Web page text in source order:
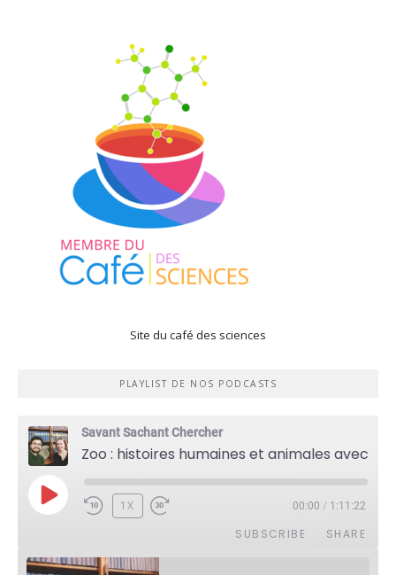
Site du café des sciences
PLAYLIST DE NOS PODCASTS
Savant Sachant Chercher
PLAY
EPISODE
1X 00:00 / 1:11:22
SUBSCRIBE SHARE